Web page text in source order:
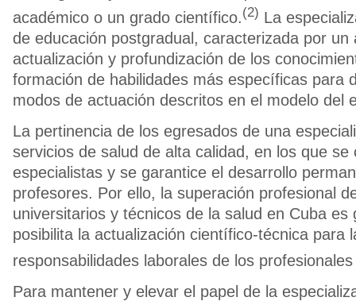
académico o un grado científico.(2) La
de educación postgradual, caracterizada por un
actualización y profundización de los
formación de habilidades más específicas para
modos de actuación descritos en el modelo del
La pertinencia de los egresados de una
servicios de salud de alta calidad, en los que se
especialistas y se garantice el desarrollo
profesores. Por ello, la superación profesional
universitarios y técnicos de la salud en Cuba es
posibilita la actualización científico-técnica para
responsabilidades laborales de los
Para mantener y elevar el papel de la